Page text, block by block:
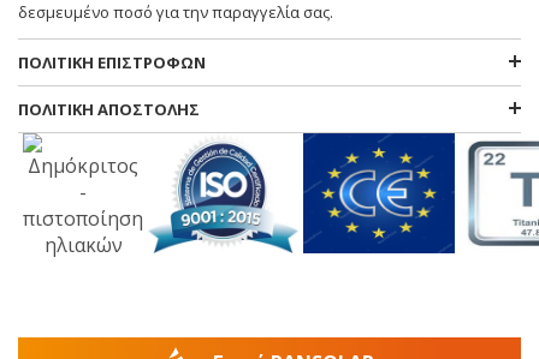
δεσμευμένο ποσό για την παραγγελία σας.
ΠΟΛΙΤΙΚΗ ΕΠΙΣΤΡΟΦΩΝ
ΠΟΛΙΤΙΚΗ ΑΠΟΣΤΟΛΗΣ